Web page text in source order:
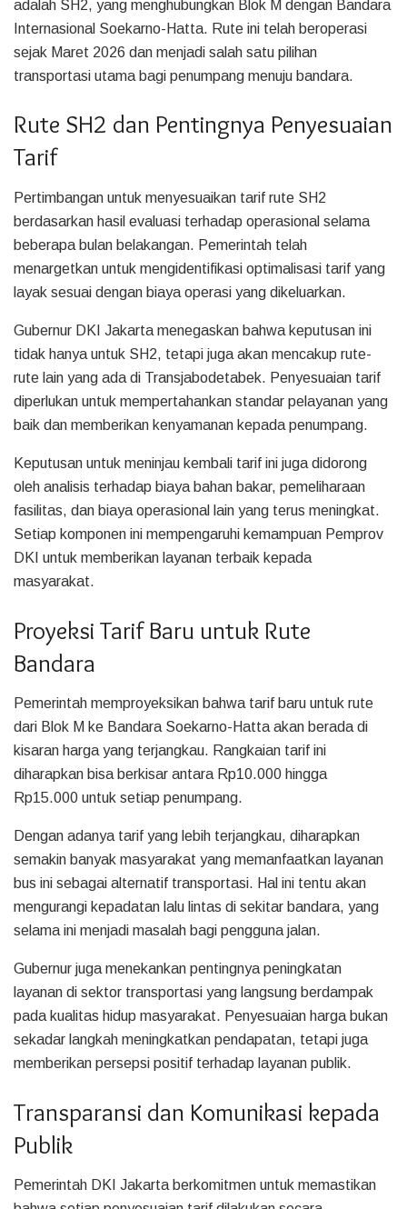
adalah SH2, yang menghubungkan Blok M dengan Bandara
Internasional Soekarno-Hatta. Rute ini telah beroperasi
sejak Maret 2026 dan menjadi salah satu pilihan
transportasi utama bagi penumpang menuju bandara.
Rute SH2 dan Pentingnya Penyesuaian
Tarif
Pertimbangan untuk menyesuaikan tarif rute SH2
berdasarkan hasil evaluasi terhadap operasional selama
beberapa bulan belakangan. Pemerintah telah
menargetkan untuk mengidentifikasi optimalisasi tarif yang
layak sesuai dengan biaya operasi yang dikeluarkan.
Gubernur DKI Jakarta menegaskan bahwa keputusan ini
tidak hanya untuk SH2, tetapi juga akan mencakup rute-
rute lain yang ada di Transjabodetabek. Penyesuaian tarif
diperlukan untuk mempertahankan standar pelayanan yang
baik dan memberikan kenyamanan kepada penumpang.
Keputusan untuk meninjau kembali tarif ini juga didorong
oleh analisis terhadap biaya bahan bakar, pemeliharaan
fasilitas, dan biaya operasional lain yang terus meningkat.
Setiap komponen ini mempengaruhi kemampuan Pemprov
DKI untuk memberikan layanan terbaik kepada
masyarakat.
Proyeksi Tarif Baru untuk Rute
Bandara
Pemerintah memproyeksikan bahwa tarif baru untuk rute
dari Blok M ke Bandara Soekarno-Hatta akan berada di
kisaran harga yang terjangkau. Rangkaian tarif ini
diharapkan bisa berkisar antara Rp10.000 hingga
Rp15.000 untuk setiap penumpang.
Dengan adanya tarif yang lebih terjangkau, diharapkan
semakin banyak masyarakat yang memanfaatkan layanan
bus ini sebagai alternatif transportasi. Hal ini tentu akan
mengurangi kepadatan lalu lintas di sekitar bandara, yang
selama ini menjadi masalah bagi pengguna jalan.
Gubernur juga menekankan pentingnya peningkatan
layanan di sektor transportasi yang langsung berdampak
pada kualitas hidup masyarakat. Penyesuaian harga bukan
sekadar langkah meningkatkan pendapatan, tetapi juga
memberikan persepsi positif terhadap layanan publik.
Transparansi dan Komunikasi kepada
Publik
Pemerintah DKI Jakarta berkomitmen untuk memastikan